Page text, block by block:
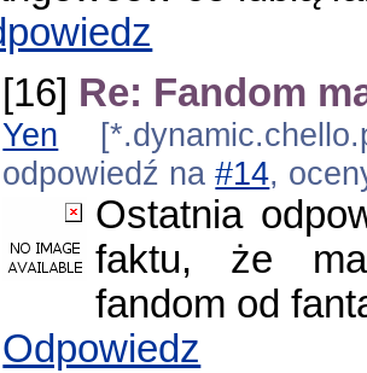
[16] Re: Fandom
Yen
odpowiedź na#14,
Ostatnia
faktu, że
fandom od
Odpowiedz